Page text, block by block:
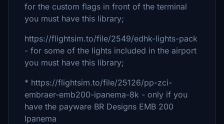
for the custom flags in front of the terminal
you must have this library;
https://flightsim.to/file/2549/edhk-lights-pack
- for some of the lights included in the airport
you must have this library;
* https://flightsim.to/file/25126/pp-zci-
embraer-emb200-ipanema-8k - only if you
have the payware BR Designs EMB 200
Ipanema